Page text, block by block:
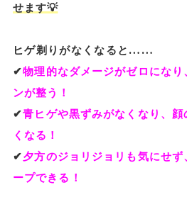
せます💡
ヒゲ剃りがなくなると……
✔︎物理的なダメージがゼロになり
ンが整う！
✔︎青ヒゲや黒ずみがなくなり、
くなる！
✔︎夕方のジョリジョリも気にせ
ープできる！